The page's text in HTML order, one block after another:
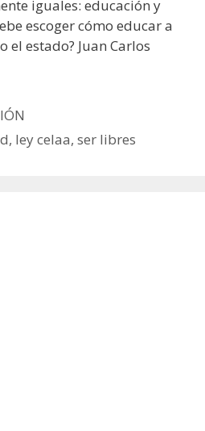
iguales: educación y
escoger cómo educar a
el estado? Juan Carlos
, ley celaa,ser libres